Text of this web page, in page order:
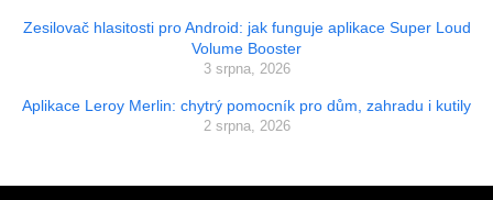
Zesilovač hlasitosti pro Android: jak funguje aplikace Super Loud
Volume Booster
3 srpna, 2026
Aplikace Leroy Merlin: chytrý pomocník pro dům, zahradu i kutily
2 srpna, 2026